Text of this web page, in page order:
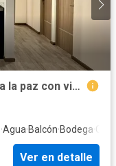
Departamento en Renta en colonia la paz con vista a la ciudad
·Agua·Balcón·Bodega·
Ver en detalle